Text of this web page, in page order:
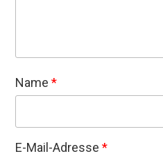
Name*
E-Mail-Adresse*